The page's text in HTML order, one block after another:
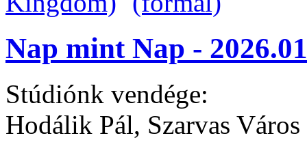
Nap mint Nap -
Stúdiónk vendége:
Hodálik Pál, Szarvas